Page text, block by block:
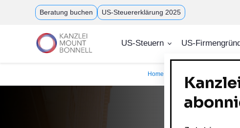
Beratung buchen US-Steuererklärung 2025
US-Steuern US-
Home